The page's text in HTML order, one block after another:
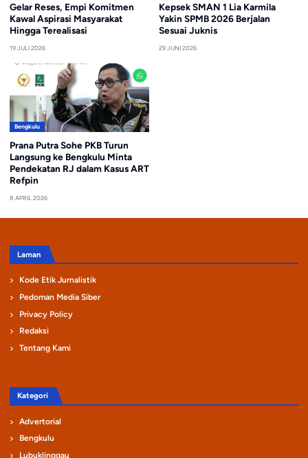
Gelar Reses, Empi Komitmen
Kawal Aspirasi Masyarakat
Hingga Terealisasi
19 JULI 2026
Kepsek SMAN 1 Lia Karmila
Yakin SPMB 2026 Berjalan
Sesuai Juknis
29 JUNI 2026
Bengkulu
Prana Putra Sohe PKB Turun
Langsung ke Bengkulu Minta
Pendekatan RJ dalam Kasus ART
Refpin
8 APRIL 2026
Laman
Kode Etik Jurnalistik
Pedoman Media Siber
Privacy Policy
Redaksi
Tentang Kami
Kategori
Advertorial
Bengkulu
Lubuklinggau